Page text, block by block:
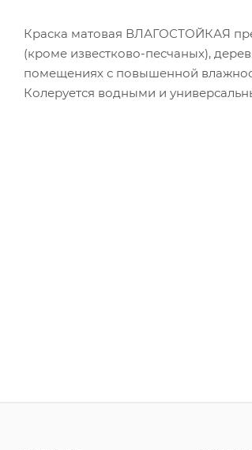
Краска матовая ВЛАГОСТОЙКАЯ
(кроме известково-песчаных),
помещениях с повышенной
Колеруется водными и